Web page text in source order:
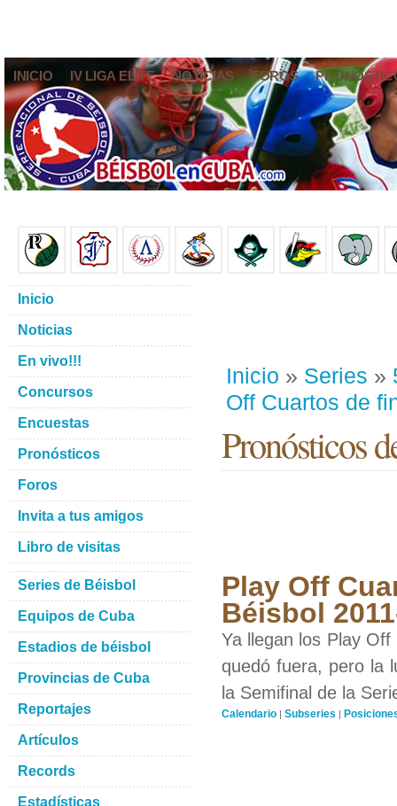
INICIO IV LIGA ELITE NOTICIAS FOROS
Inicio » Series »
Off Cuartos de
Pronósticos
Play Off
Béisbol
Ya llegan los Play
quedó fuera, pero la
la Semifinal de la
Calendario | Subseries |
Inicio
Noticias
En vivo!!!
Concursos
Encuestas
Pronósticos
Foros
Invita a tus amigos
Libro de visitas
Series de Béisbol
Equipos de Cuba
Estadios de béisbol
Provincias de Cuba
Reportajes
Artículos
Records
Estadísticas